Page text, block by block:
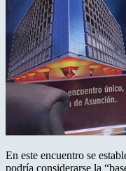
En este encuentro se
podría considerarse la